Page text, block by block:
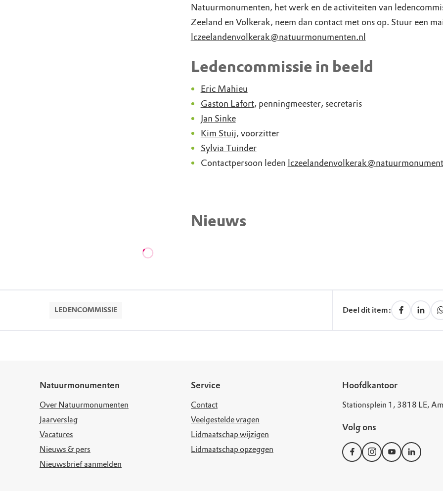
Natuurmonumenten, het werk en de activiteiten van
Zeeland en Volkerak, neem dan contact met ons op. Stuur een
lczeelandenvolkerak@natuurmonumenten.nl
Ledencommissie in beeld
Eric Mahieu
Gaston Lafort, penningmeester, secretaris
Jan Sinke
Kim Stuij, voorzitter
Sylvia Tuinder
Contactpersoon leden
Nieuws
LEDENCOMMISSIE Deel dit item:
Natuurmonumenten
Over Natuurmonumenten
Jaarverslag
Vacatures
Nieuws & pers
Nieuwsbrief aanmelden
Service
Contact
Veelgestelde vragen
Lidmaatschap wijzigen
Lidmaatschap opzeggen
Hoofdkantoor
Stationsplein 1, 3818 LE,
Volg ons